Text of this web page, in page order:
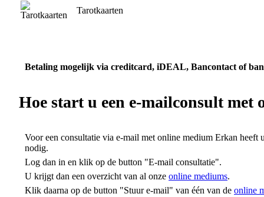
Tarotkaarten
Betaling mogelijk via creditcard, iDEAL, Bancontact of
Hoe start u een e-mailconsultmet
Voor een consultatie via e-mail met online medium Erkan heeft
nodig.
Log dan in en klik op de button "E-mail consultatie".
U krijgt dan een overzicht van al onze online mediums.
Klik daarna op de button "Stuur e-mail" van één van de online